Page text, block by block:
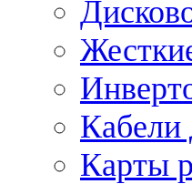
Кабели
Карты